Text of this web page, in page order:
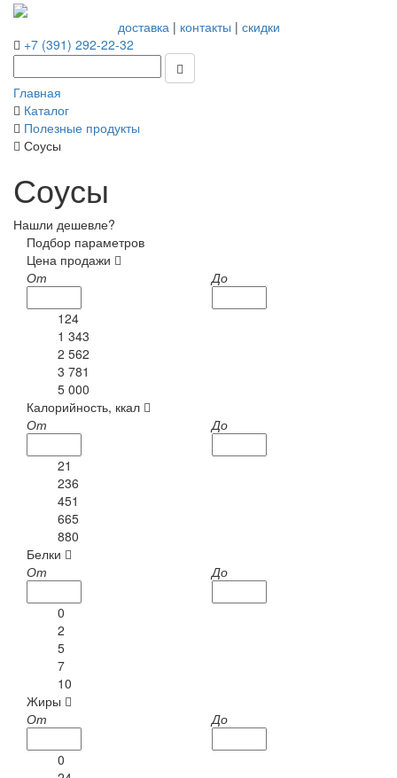
доставка| контакты | скидки
+7 (391) 292-22-32
Главная
Каталог
Полезные продукты
Соусы
Соусы
Нашли дешевле?
Подбор параметров
Цена продажи
От
До
124
1 343
2 562
3 781
5 000
Калорийность, ккал
От
До
21
236
451
665
880
Белки
От
До
0
2
5
7
10
Жиры
От
До
0